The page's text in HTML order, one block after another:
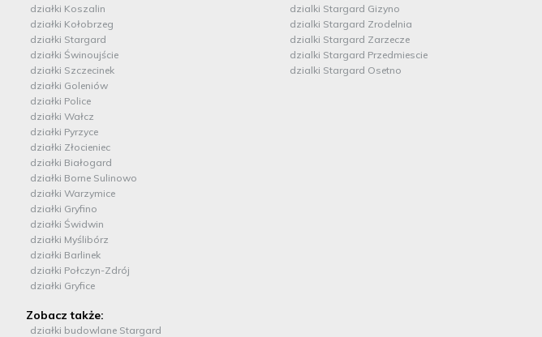
działki Koszalin
działki Kołobrzeg
działki Stargard
działki Świnoujście
działki Szczecinek
działki Goleniów
działki Police
działki Wałcz
działki Pyrzyce
działki Złocieniec
działki Białogard
działki Borne Sulinowo
działki Warzymice
działki Gryfino
działki Świdwin
działki Myślibórz
działki Barlinek
działki Połczyn-Zdrój
działki Gryfice
Zobacz także:
działki budowlane Stargard
dzialki Stargard Gizyno
dzialki Stargard Zrodelnia
dzialki Stargard Zarzecze
dzialki Stargard Przedmiescie
dzialki Stargard Osetno